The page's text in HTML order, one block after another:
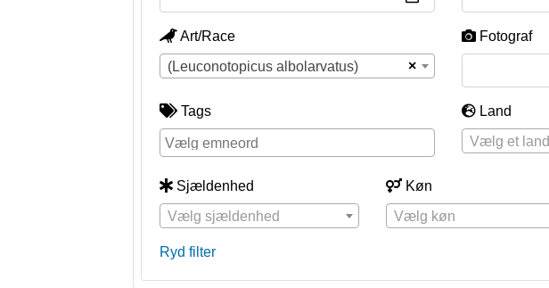
Art/Race
×
(Leuconotopicus albolarvatus)
Fotograf
Tags
Land
Vælg et land
Sjældenhed
Vælg sjældenhed
Køn
Vælg køn
Ryd filter